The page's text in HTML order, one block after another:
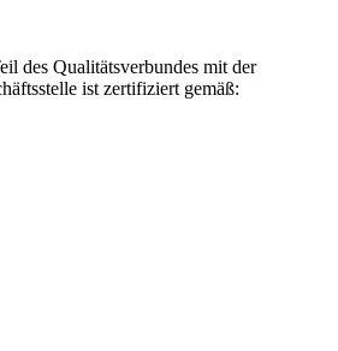
des Qualitätsverbundes mit der
ist zertifiziert gemäß: